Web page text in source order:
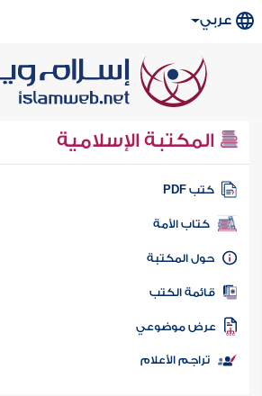
عربي
المكتبة الإسلامية
كتب PDF
كتاب الأمة
المكتبة
الكتب
موضوعي